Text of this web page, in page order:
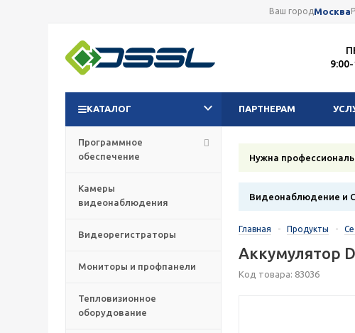
Ваш городМосква
КАТАЛОГ ПАРТНЕРАМ
Программное
обеспечение
Камеры
видеонаблюдения
Видеорегистраторы
Мониторы и профпанели
Тепловизионное
оборудование
Нужна
Видеонаблюдение и
Главная - Продукты -
Аккумулятор
Код товара: 83036